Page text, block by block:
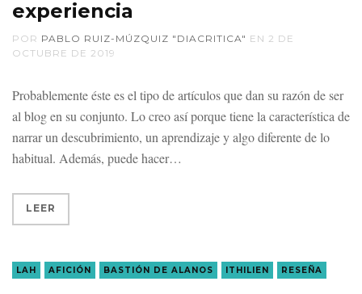
experiencia
POR PABLO RUIZ-MÚZQUIZ "DIACRITICA" EN 2 DE
OCTUBRE DE 2019
Probablemente éste es el tipo de artículos que dan su razón de ser
al blog en su conjunto. Lo creo así porque tiene la característica de
narrar un descubrimiento, un aprendizaje y algo diferente de lo
habitual. Además, puede hacer
LEER
LAH AFICIÓN BASTIÓN DE ALANOS ITHILIEN RESEÑA